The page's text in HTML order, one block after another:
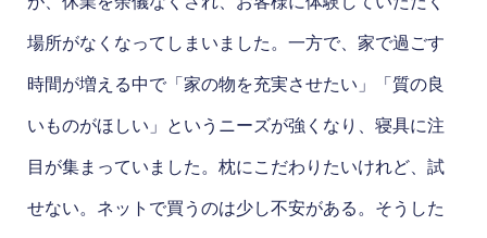
場所がなくなってしまいました。一方で、家で過ごす
時間が増える中で「家の物を充実させたい」「質の良
いものがほしい」というニーズが強くなり、寝具に注
目が集まっていました。枕にこだわりたいけれど、試
せない。ネットで買うのは少し不安がある。そうした